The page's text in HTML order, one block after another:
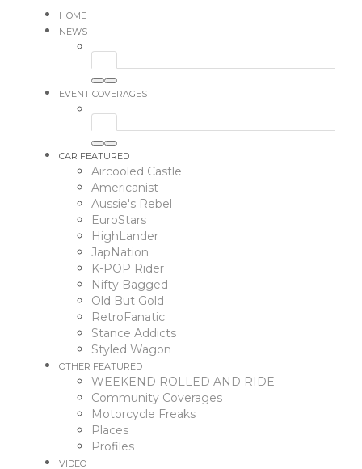
HOME
NEWS
EVENT COVERAGES
CAR FEATURED
Aircooled Castle
Americanist
Aussie's Rebel
EuroStars
HighLander
JapNation
K-POP Rider
Nifty Bagged
Old But Gold
RetroFanatic
Stance Addicts
Styled Wagon
OTHER FEATURED
WEEKEND ROLLED AND RIDE
Community Coverages
Motorcycle Freaks
Places
Profiles
VIDEO